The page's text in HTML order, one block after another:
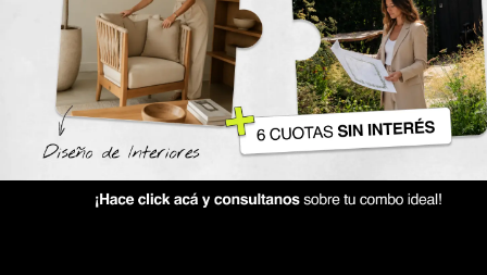
Anterior Clase
Clase 17:
Amoblamiento